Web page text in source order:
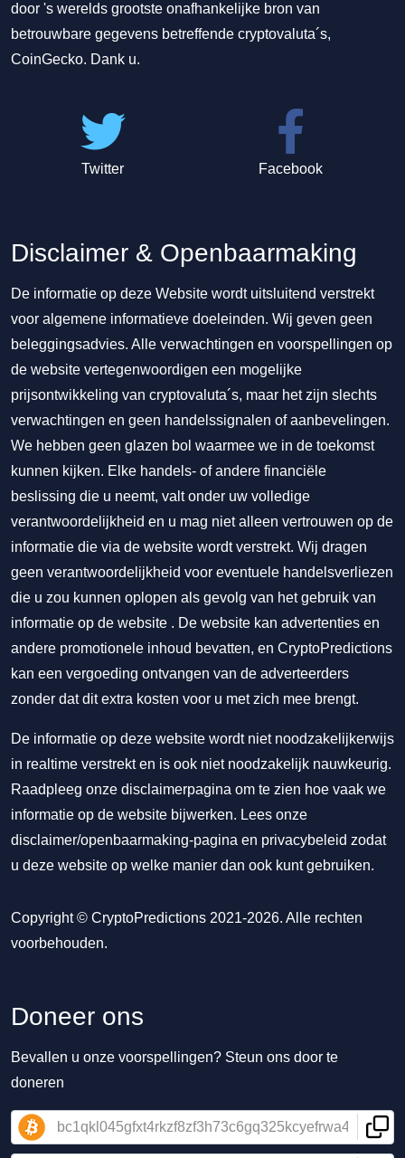
door 's werelds grootste onafhankelijke bron van
betrouwbare gegevens betreffende cryptovaluta´s,
CoinGecko. Dank u.
Twitter Facebook
Disclaimer & Openbaarmaking
De informatie op deze Website wordt uitsluitend verstrekt
voor algemene informatieve doeleinden. Wij geven geen
beleggingsadvies. Alle verwachtingen en voorspellingen op
de website vertegenwoordigen een mogelijke
prijsontwikkeling van cryptovaluta´s, maar het zijn slechts
verwachtingen en geen handelssignalen of aanbevelingen.
We hebben geen glazen bol waarmee we in de toekomst
kunnen kijken. Elke handels- of andere financiële
beslissing die u neemt, valt onder uw volledige
verantwoordelijkheid en u mag niet alleen vertrouwen op de
informatie die via de website wordt verstrekt. Wij dragen
geen verantwoordelijkheid voor eventuele handelsverliezen
die u zou kunnen oplopen als gevolg van het gebruik van
informatie op de website . De website kan advertenties en
andere promotionele inhoud bevatten, en CryptoPredictions
kan een vergoeding ontvangen van de adverteerders
zonder dat dit extra kosten voor u met zich mee brengt.
De informatie op deze website wordt niet noodzakelijkerwijs
in realtime verstrekt en is ook niet noodzakelijk nauwkeurig.
Raadpleeg onze disclaimerpagina om te zien hoe vaak we
informatie op de website bijwerken. Lees onze
disclaimer/openbaarmaking-pagina en privacybeleid zodat
u deze website op welke manier dan ook kunt gebruiken.
Copyright © CryptoPredictions 2021-2026. Alle rechten
voorbehouden.
Doneer ons
Bevallen u onze voorspellingen? Steun ons door te
doneren